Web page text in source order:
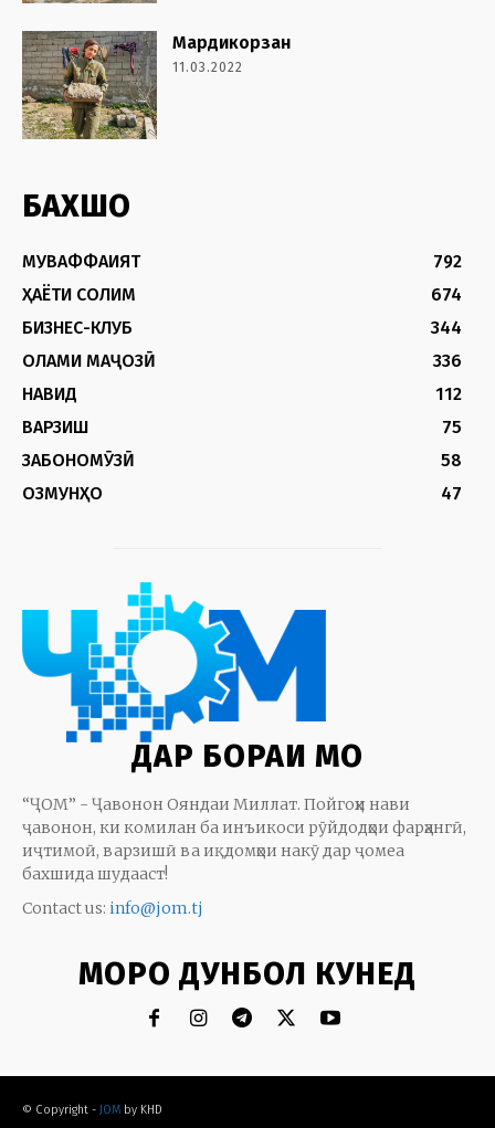
Мардикорзан
11.03.2022
БАХШҲО
МУВАФФАҚИЯТ
792
ҲАЁТИ СОЛИМ
674
БИЗНЕС-КЛУБ
344
ОЛАМИ МАҶОЗӢ
336
НАВИД
112
ВАРЗИШ
75
ЗАБОНОМӮЗӢ
58
ОЗМУНҲО
47
ДАР БОРАИ МО
“ҶОМ” - Ҷавонон Ояндаи Миллат. Пойгоҳи нави
ҷавонон, ки комилан ба инъикоси рӯйдодҳои фарҳангӣ,
иҷтимоӣ, варзишӣ ва иқдомҳои накӯ дар ҷомеа
бахшида шудааст!
Contact us: info@jom.tj
МОРО ДУНБОЛ КУНЕД
© Copyright - JOM by KHD